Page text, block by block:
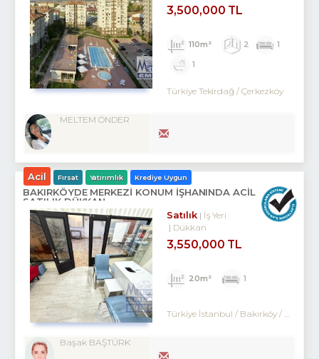
3,500,000 TL
110m² 2
1
1
Türkiye Tekirdağ / Çerkezköy
MELTEM ÖNDER
Acil Fırsat Yatırımlık Krediye Uygun
BAKIRKÖYDE MERKEZİ KONUM İŞHANINDA ACİL
SATILIK DÜKKAN
Satılık
İş Yeri
Dükkan
3,550,000 TL
20m² 1
Türkiye İstanbul / Bakırköy/ Kartaltepe
Başak BAŞTÜRK